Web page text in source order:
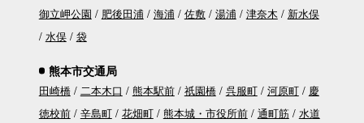
御立岬公園
肥後田浦 海浦 佐敷 湯浦 津奈木
新水俣
水俣
袋
熊本市交通局
田崎橋 二本木口 熊本駅前 祇園橋 呉服町 河原町
慶
徳校前
辛島町 花畑町 熊本城・市役所前 通町筋
水道